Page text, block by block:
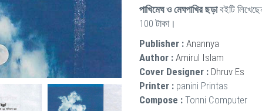
পাখিমেঘ ও মেঘপাখির ছড়াবইটি
100 টাকা।
Publisher : Anannya
Author : Amirul Islam
Cover Designer : Dhruv Es
Printer : panini Printas
Compose : Tonni Computer